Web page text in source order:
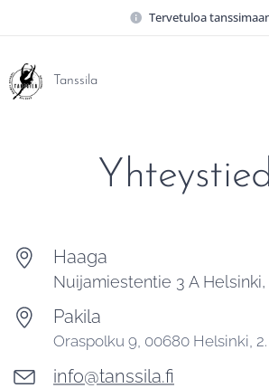
Tervetuloa
Tanssila
Haaga
Nuijamiestentie 3 A
Pakila
Oraspolku 9, 00680 Helsinki,
info@tanssila.fi